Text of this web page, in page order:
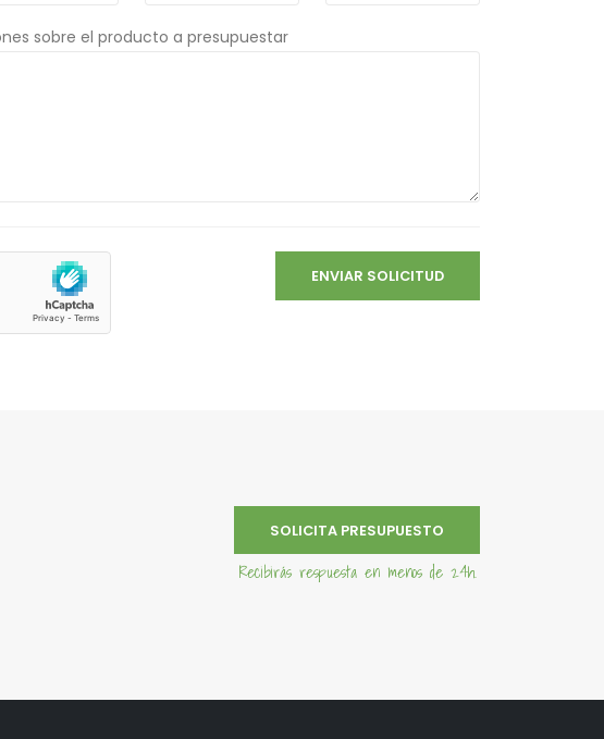
sobre el producto a presupuestar
SOLICITA PRESUPUESTO
Recibirás respuesta en menos de 24h.